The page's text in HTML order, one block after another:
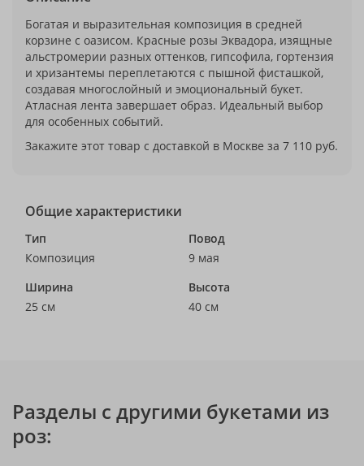
Богатая и выразительная композиция в средней
корзине с оазисом. Красные розы Эквадора, изящные
альстромерии разных оттенков, гипсофила, гортензия
и хризантемы переплетаются с пышной фисташкой,
создавая многослойный и эмоциональный букет.
Атласная лента завершает образ. Идеальный выбор
для особенных событий.
Закажите этот товар с доставкой в Москве за 7 110 руб.
Общие характеристики
Тип
Композиция
Повод
9 мая
Ширина
25 см
Высота
40 см
Разделы с другими букетами из
роз: